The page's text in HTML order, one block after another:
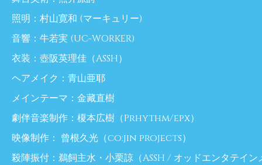
照明：村山寛和 (マーキュリー)
音響：牛若実 (UC-WORKER)
衣装：壺阪英理佳（ASSH）
ヘアメイク：青山亜耶
メインテーマ：金藏直樹
劇伴音楽制作：榎本広樹（Prhythm/epx）
映像制作： 曾根久光（co:jin projects）
殺陣振付：鵜飼主水・小栗諒（ASSH / オッドエンタテイン